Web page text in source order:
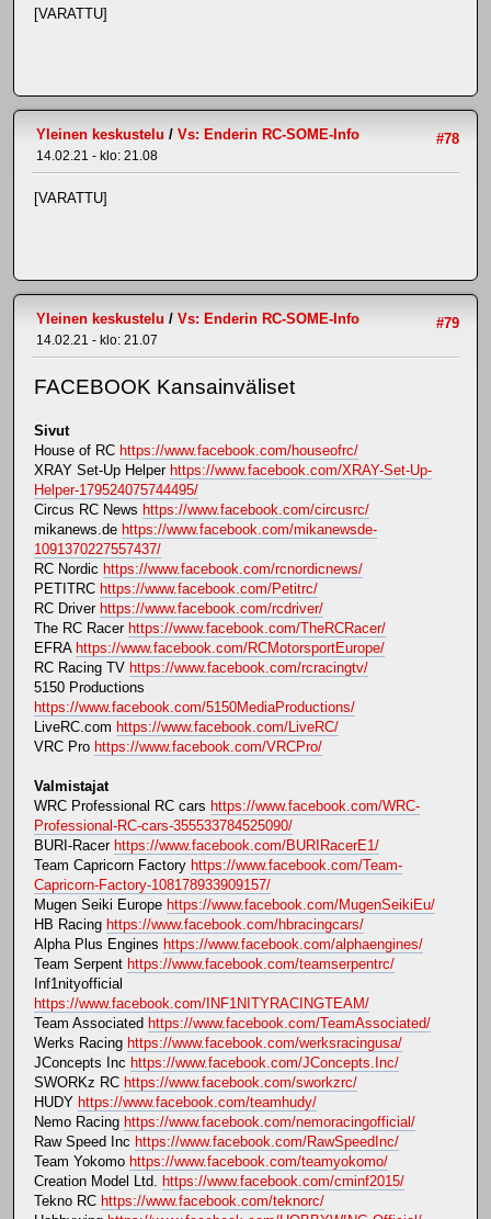
[VARATTU]
#78
Yleinen keskustelu / Vs: Enderin RC-SOME-Info
14.02.21 - klo: 21.08
[VARATTU]
#79
Yleinen keskustelu / Vs: Enderin RC-SOME-Info
14.02.21 - klo: 21.07
FACEBOOK Kansainväliset
Sivut
House of RC https://www.facebook.com/houseofrc/
XRAY Set-Up Helper https://www.facebook.com/XRAY-Set-Up-
Helper-179524075744495/
Circus RC News https://www.facebook.com/circusrc/
mikanews.de https://www.facebook.com/mikanewsde-
1091370227557437/
RC Nordic https://www.facebook.com/rcnordicnews/
PETITRC https://www.facebook.com/Petitrc/
RC Driver https://www.facebook.com/rcdriver/
The RC Racer https://www.facebook.com/TheRCRacer/
EFRA https://www.facebook.com/RCMotorsportEurope/
RC Racing TV https://www.facebook.com/rcracingtv/
5150 Productions
https://www.facebook.com/5150MediaProductions/
LiveRC.com https://www.facebook.com/LiveRC/
VRC Pro https://www.facebook.com/VRCPro/
Valmistajat
WRC Professional RC cars https://www.facebook.com/WRC-
Professional-RC-cars-355533784525090/
BURI-Racer https://www.facebook.com/BURIRacerE1/
Team Capricorn Factory https://www.facebook.com/Team-
Capricorn-Factory-108178933909157/
Mugen Seiki Europe https://www.facebook.com/MugenSeikiEu/
HB Racing https://www.facebook.com/hbracingcars/
Alpha Plus Engines https://www.facebook.com/alphaengines/
Team Serpent https://www.facebook.com/teamserpentrc/
Inf1nityofficial
https://www.facebook.com/INF1NITYRACINGTEAM/
Team Associated https://www.facebook.com/TeamAssociated/
Werks Racing https://www.facebook.com/werksracingusa/
JConcepts Inc https://www.facebook.com/JConcepts.Inc/
SWORKz RC https://www.facebook.com/sworkzrc/
HUDY https://www.facebook.com/teamhudy/
Nemo Racing https://www.facebook.com/nemoracingofficial/
Raw Speed Inc https://www.facebook.com/RawSpeedInc/
Team Yokomo https://www.facebook.com/teamyokomo/
Creation Model Ltd.
https://www.facebook.com/cminf2015/
Tekno RC https://www.facebook.com/teknorc/